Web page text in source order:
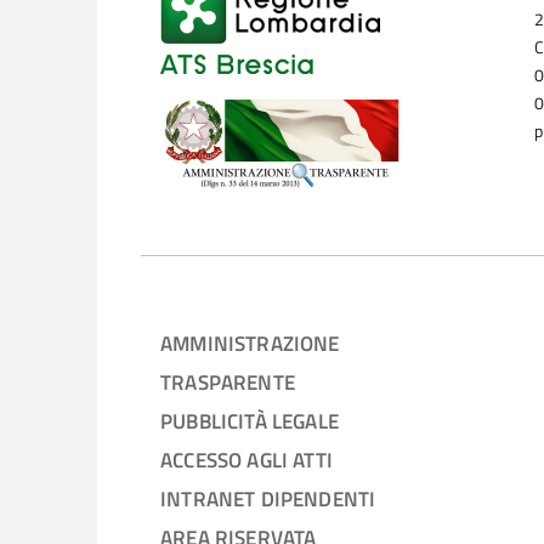
AMMINISTRAZIONE
TRASPARENTE
PUBBLICITÀ LEGALE
ACCESSO AGLI ATTI
INTRANET DIPENDENTI
AREA RISERVATA